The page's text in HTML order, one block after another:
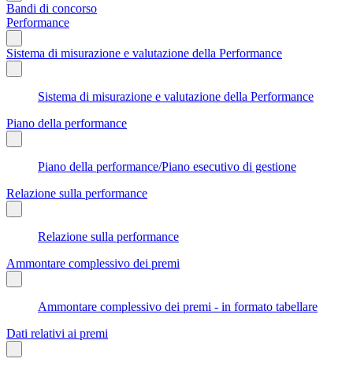
Bandi di concorso
Performance
Sistema di misurazione e valutazione della Performance
Sistema di misurazione e valutazione della Performance
Piano della performance
Piano della performance/Piano esecutivo di gestione
Relazione sulla performance
Relazione sulla performance
Ammontare complessivo dei premi
Ammontare complessivo dei premi - in formato tabellare
Dati relativi ai premi